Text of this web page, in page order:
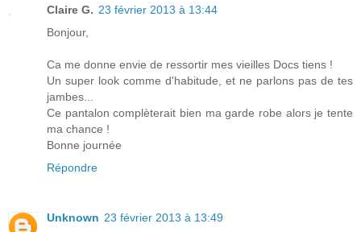
Claire G. 23 février 2013 à 13:44
Bonjour,
Ca me donne envie de ressortir mes vieilles Docs tiens !
Un super look comme d'habitude, et ne parlons pas de tes
jambes...
Ce pantalon complèterait bien ma garde robe alors je tente
ma chance !
Bonne journée
Répondre
Unknown 23 février 2013 à 13:49